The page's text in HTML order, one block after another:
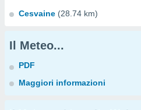
Cesvaine (28.74 km)
Il Meteo...
PDF
Maggiori informazioni